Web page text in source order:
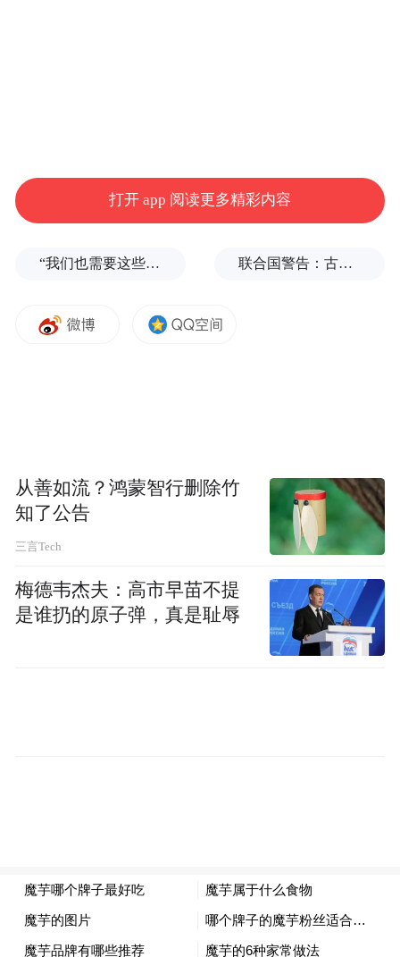
路透社说，这项行政命令援引《国际紧急状
态经济权力法案》，授权总统在美国面临威
政命令要求美国商务部与其他美国行政机构
案。
力相信，我们的数据和基础设施是安全的”。
对于谁是“外国对手”，路透社、法新社，美
国《国会山报》的报道都明确指向华为。法
新社说，美国此举看上去就是针对华为。
打开 app 阅读更多精彩内容
“我们也需要这些导弹啊”，特朗普公开拒绝泽连斯基！ 联合国警告：古巴或变成沉默的加沙
从善如流？鸿蒙智行删除竹
知了公告
三言Tech
梅德韦杰夫：高市早苗不提
是谁扔的原子弹，真是耻辱